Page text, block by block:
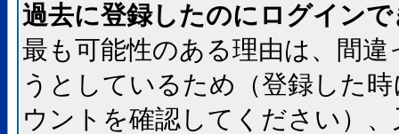
過去に登録したのにログイン
最も可能性のある理由は、間
うとしているため（登録した
ウントを確認してください）